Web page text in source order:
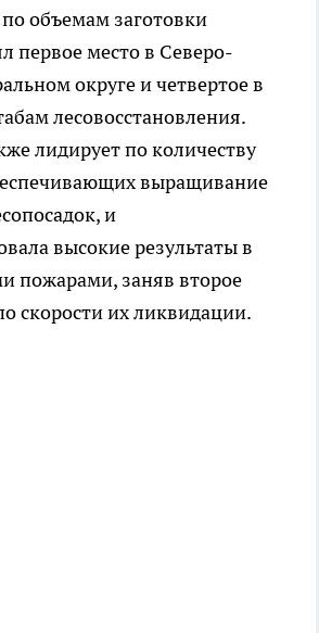
объемам заготовки
первое место в Северо-
округе и четвертое в
лесовосстановления.
лидирует по количеству
выращивание
и
высокие результаты в
пожарами, заняв второе
скорости их ликвидации.